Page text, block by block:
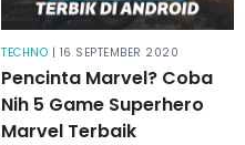
TECHNO | 16 SEPTEMBER 2020
Pencinta Marvel? Coba
Nih 5 Game Superhero
Marvel Terbaik